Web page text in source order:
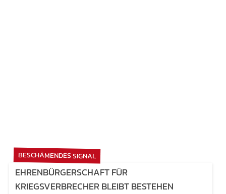
BESCHÄMENDES SIGNAL
EHRENBÜRGERSCHAFT FÜR
KRIEGSVERBRECHER BLEIBT BESTEHEN